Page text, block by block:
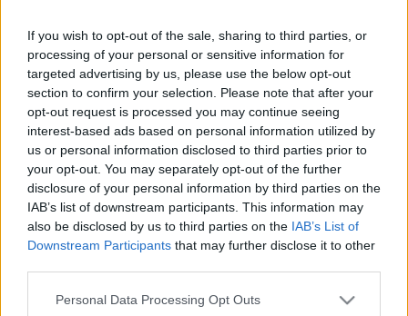
If you wish to opt-out of the sale, sharing to third parties, or
processing of your personal or sensitive information for
targeted advertising by us, please use the below opt-out
section to confirm your selection. Please note that after your
opt-out request is processed you may continue seeing
interest-based ads based on personal information utilized by
us or personal information disclosed to third parties prior to
your opt-out. You may separately opt-out of the further
disclosure of your personal information by third parties on the
IAB’s list of downstream participants. This information may
also be disclosed by us to third parties on the IAB’s List of
Downstream Participants that may further disclose it to other
Please note that this website/app uses one or more Google
Personal Data Processing Opt Outs
Hangot látni